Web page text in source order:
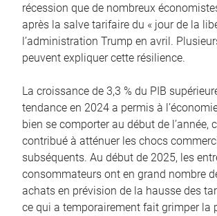
récession que de nombreux
après la salve tarifaire du « jour de la
l’administration Trump en avril.
peuvent expliquer cette résilience.
La croissance de 3,3 % du PIB
tendance en 2024 a permis à
bien se comporter au début de l’année,
contribué à atténuer les chocs
subséquents. Au début de 2025, les
consommateurs ont en grand nombre
achats en prévision de la hausse des
ce qui a temporairement fait grimper la